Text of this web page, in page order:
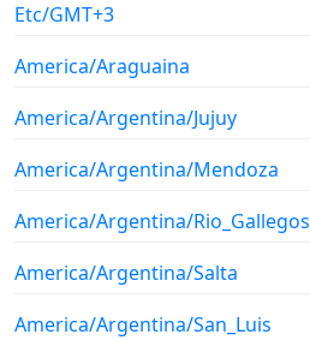
Etc/GMT+3
America/Araguaina
America/Argentina/Jujuy
America/Argentina/Mendoza
America/Argentina/Rio_Gallegos
America/Argentina/Salta
America/Argentina/San_Luis